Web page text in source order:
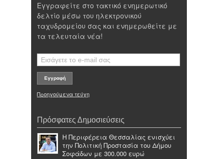
Εγγραφείτε στο τακτικό ενημερωτικό
δελτίο μέσω του ηλεκτρονικού
ταχυδρομείου σας και ενημερωθείτε με
τα τελευταία νέα!
Προηγούμενα τεύχη
Πρόσφατες Δημοσιεύσεις
Η Περιφέρεια Θεσσαλίας ενισχύει
την Πολιτική Προστασία του Δήμου
Σοφάδων με 300.000 ευρώ